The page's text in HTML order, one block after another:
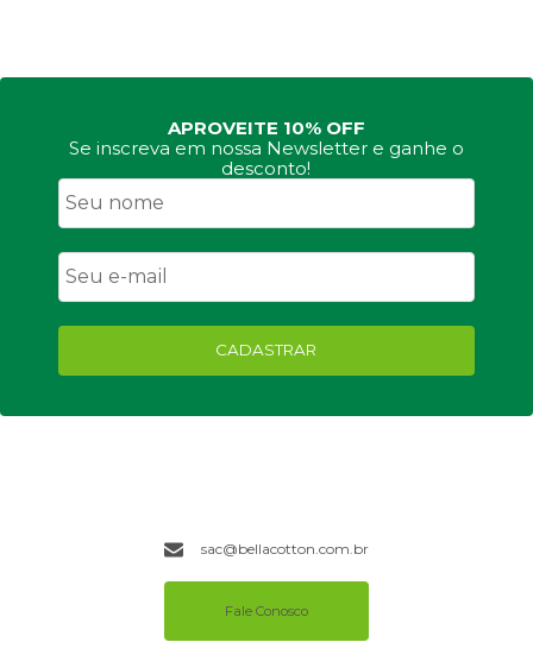
APROVEITE 10% OFF
Se inscreva em nossa Newsletter e ganhe o
desconto!
CADASTRAR
sac@bellacotton.com.br
Fale Conosco